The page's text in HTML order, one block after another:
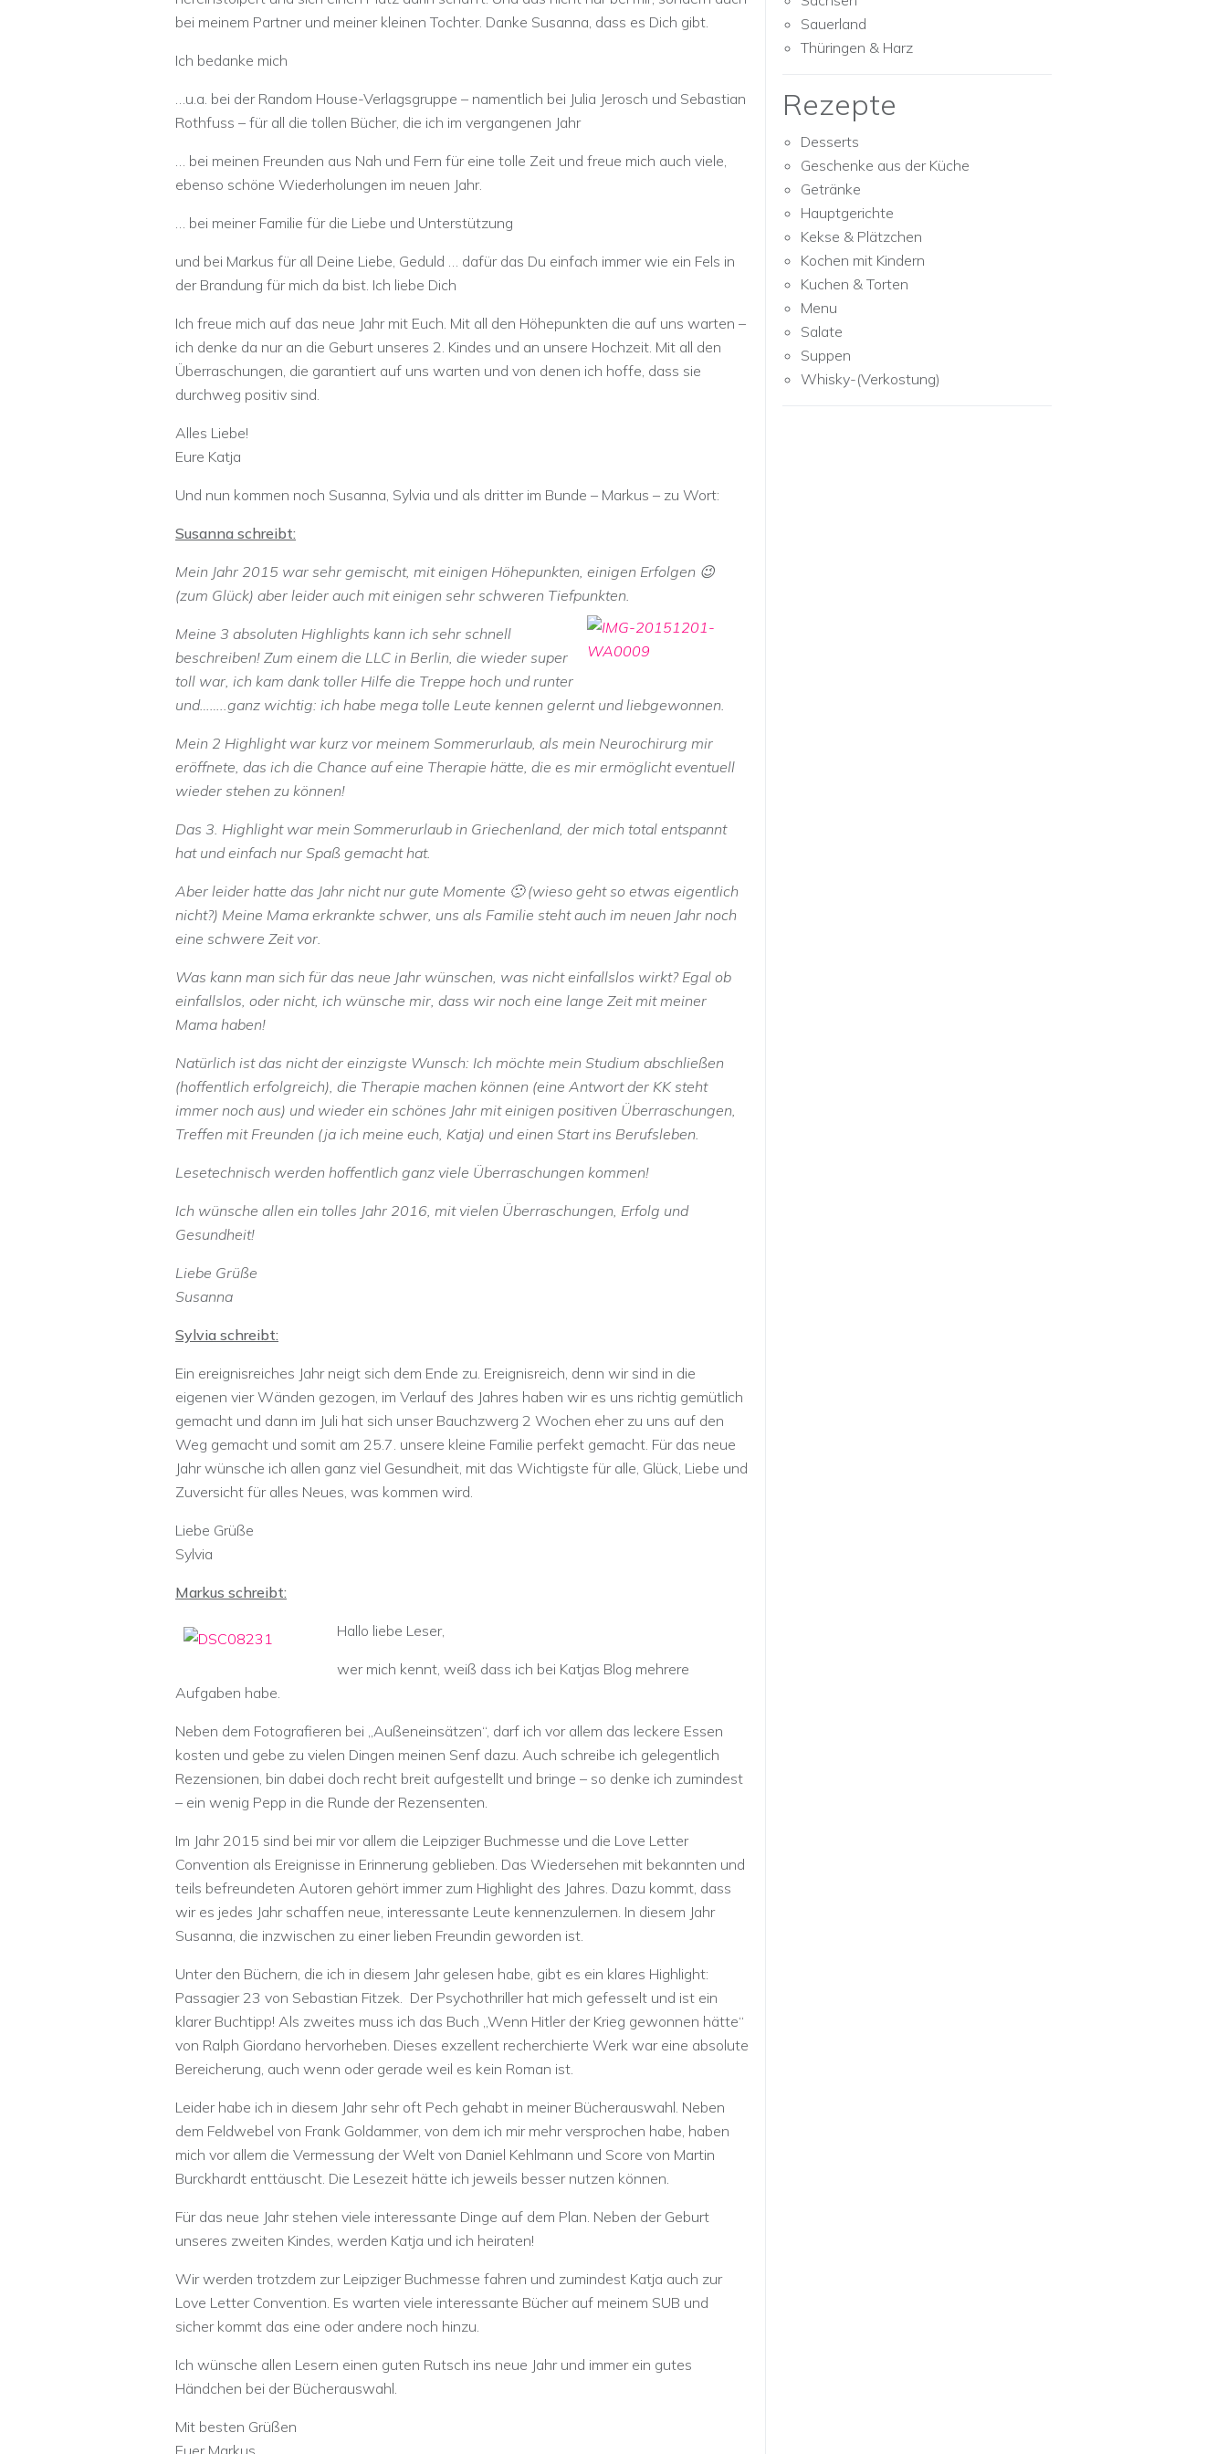
bei meinem Partner und meiner kleinen Tochter. Danke Susanna, dass es Dich gibt.
Ich bedanke mich
…u.a. bei der Random House-Verlagsgruppe – namentlich bei Julia Jerosch und Sebastian
Rothfuss – für all die tollen Bücher, die ich im vergangenen Jahr
… bei meinen Freunden aus Nah und Fern für eine tolle Zeit und freue mich auch viele,
ebenso schöne Wiederholungen im neuen Jahr.
… bei meiner Familie für die Liebe und Unterstützung
und bei Markus für all Deine Liebe, Geduld … dafür das Du einfach immer wie ein Fels in
der Brandung für mich da bist. Ich liebe Dich
Ich freue mich auf das neue Jahr mit Euch. Mit all den Höhepunkten die auf uns warten –
ich denke da nur an die Geburt unseres 2. Kindes und an unsere Hochzeit. Mit all den
Überraschungen, die garantiert auf uns warten und von denen ich hoffe, dass sie
durchweg positiv sind.
Alles Liebe!
Eure Katja
Und nun kommen noch Susanna, Sylvia und als dritter im Bunde – Markus – zu Wort:
Susanna schreibt:
Mein Jahr 2015 war sehr gemischt, mit einigen Höhepunkten, einigen Erfolgen 😉
(zum Glück) aber leider auch mit einigen sehr schweren Tiefpunkten.
Meine 3 absoluten Highlights kann ich sehr schnell
beschreiben! Zum einem die LLC in Berlin, die wieder super
toll war, ich kam dank toller Hilfe die Treppe hoch und runter
und……..ganz wichtig: ich habe mega tolle Leute kennen gelernt und liebgewonnen.
Mein 2 Highlight war kurz vor meinem Sommerurlaub, als mein Neurochirurg mir
eröffnete, das ich die Chance auf eine Therapie hätte, die es mir ermöglicht eventuell
wieder stehen zu können!
Das 3. Highlight war mein Sommerurlaub in Griechenland, der mich total entspannt
hat und einfach nur Spaß gemacht hat.
Aber leider hatte das Jahr nicht nur gute Momente 🙁 (wieso geht so etwas eigentlich
nicht?) Meine Mama erkrankte schwer, uns als Familie steht auch im neuen Jahr noch
eine schwere Zeit vor.
Was kann man sich für das neue Jahr wünschen, was nicht einfallslos wirkt? Egal ob
einfallslos, oder nicht, ich wünsche mir, dass wir noch eine lange Zeit mit meiner
Mama haben!
Natürlich ist das nicht der einzigste Wunsch: Ich möchte mein Studium abschließen
(hoffentlich erfolgreich), die Therapie machen können (eine Antwort der KK steht
immer noch aus) und wieder ein schönes Jahr mit einigen positiven Überraschungen,
Treffen mit Freunden (ja ich meine euch, Katja) und einen Start ins Berufsleben.
Lesetechnisch werden hoffentlich ganz viele Überraschungen kommen!
Ich wünsche allen ein tolles Jahr 2016, mit vielen Überraschungen, Erfolg und
Gesundheit!
Liebe Grüße
Susanna
Sylvia schreibt:
Ein ereignisreiches Jahr neigt sich dem Ende zu. Ereignisreich, denn wir sind in die
eigenen vier Wänden gezogen, im Verlauf des Jahres haben wir es uns richtig gemütlich
gemacht und dann im Juli hat sich unser Bauchzwerg 2 Wochen eher zu uns auf den
Weg gemacht und somit am 25.7. unsere kleine Familie perfekt gemacht. Für das neue
Jahr wünsche ich allen ganz viel Gesundheit, mit das Wichtigste für alle, Glück, Liebe und
Zuversicht für alles Neues, was kommen wird.
Liebe Grüße
Sylvia
Markus schreibt:
Hallo liebe Leser,
wer mich kennt, weiß dass ich bei Katjas Blog mehrere
Aufgaben habe.
Neben dem Fotografieren bei „Außeneinsätzen“, darf ich vor allem das leckere Essen
kosten und gebe zu vielen Dingen meinen Senf dazu. Auch schreibe ich gelegentlich
Rezensionen, bin dabei doch recht breit aufgestellt und bringe – so denke ich zumindest
– ein wenig Pepp in die Runde der Rezensenten.
Im Jahr 2015 sind bei mir vor allem die Leipziger Buchmesse und die Love Letter
Convention als Ereignisse in Erinnerung geblieben. Das Wiedersehen mit bekannten und
teils befreundeten Autoren gehört immer zum Highlight des Jahres. Dazu kommt, dass
wir es jedes Jahr schaffen neue, interessante Leute kennenzulernen. In diesem Jahr
Susanna, die inzwischen zu einer lieben Freundin geworden ist.
Unter den Büchern, die ich in diesem Jahr gelesen habe, gibt es ein klares Highlight:
Passagier 23 von Sebastian Fitzek. Der Psychothriller hat mich gefesselt und ist ein
klarer Buchtipp! Als zweites muss ich das Buch „Wenn Hitler der Krieg gewonnen hätte“
von Ralph Giordano hervorheben. Dieses exzellent recherchierte Werk war eine absolute
Bereicherung, auch wenn oder gerade weil es kein Roman ist.
Leider habe ich in diesem Jahr sehr oft Pech gehabt in meiner Bücherauswahl. Neben
dem Feldwebel von Frank Goldammer, von dem ich mir mehr versprochen habe, haben
mich vor allem die Vermessung der Welt von Daniel Kehlmann und Score von Martin
Burckhardt enttäuscht. Die Lesezeit hätte ich jeweils besser nutzen können.
Für das neue Jahr stehen viele interessante Dinge auf dem Plan. Neben der Geburt
unseres zweiten Kindes, werden Katja und ich heiraten!
Wir werden trotzdem zur Leipziger Buchmesse fahren und zumindest Katja auch zur
Love Letter Convention. Es warten viele interessante Bücher auf meinem SUB und
sicher kommt das eine oder andere noch hinzu.
Ich wünsche allen Lesern einen guten Rutsch ins neue Jahr und immer ein gutes
Händchen bei der Bücherauswahl.
Mit besten Grüßen
Euer Markus
Sauerland
Thüringen & Harz
Rezepte
Desserts
Geschenke aus der Küche
Getränke
Hauptgerichte
Kekse & Plätzchen
Kochen mit Kindern
Kuchen & Torten
Menu
Salate
Suppen
Whisky-(Verkostung)